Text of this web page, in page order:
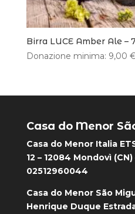
Birra LUCE Amber Ale –
Donazione minima: 9,00
Casa do Menor
Casa do Menor Italia
12 – 12084 Mondovì (CN)
02512960044
Casa do Menor São
Henrique Duque